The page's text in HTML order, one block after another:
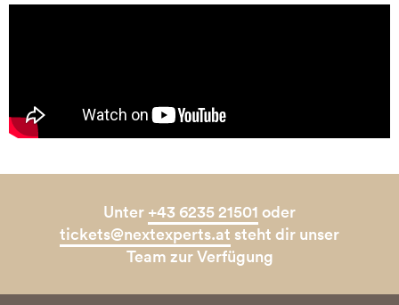
Unter +43 6235 21501 oder
tickets@nextexperts.at steht dir unser
Team zur Verfügung